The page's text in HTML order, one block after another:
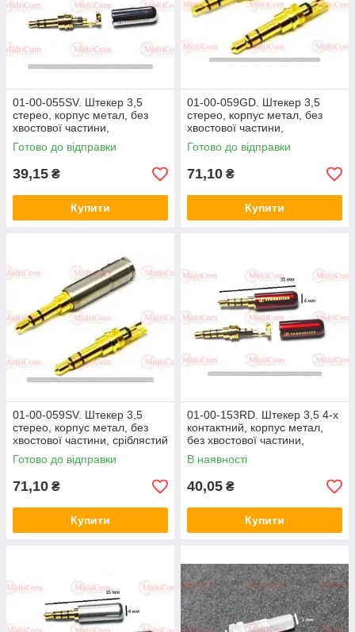
01-00-055SV. Штекер 3,5
стерео, корпус метал, без
хвостової частини,
Sennheiser, сріблястий
Готово до відправки
39,15 ₴
Купити
01-00-059GD. Штекер 3,5
стерео, корпус метал, без
хвостової частини,
золотистий
Готово до відправки
71,10 ₴
Купити
01-00-059SV. Штекер 3,5
стерео, корпус метал, без
хвостової частини, сріблястий
Готово до відправки
71,10 ₴
Купити
01-00-153RD. Штекер 3,5 4-х
контактний, корпус метал,
без хвостової частини,
Sennheiser, червоний
В наявності
40,05 ₴
Купити